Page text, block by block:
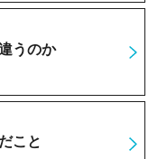
うのか
こと